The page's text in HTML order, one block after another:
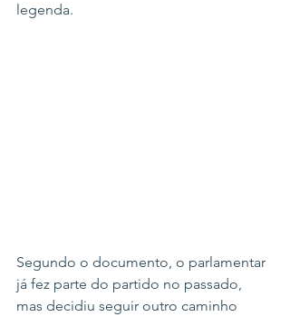
legenda.
Segundo o documento, o parlamentar
já fez parte do partido no passado,
mas decidiu seguir outro caminho